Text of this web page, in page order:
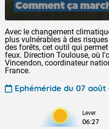
Avec le changement
plus vulnérables à des
des forêts, cet outil qui
feux. Direction Toulouse, où
Vincendon, coordinateur
France.
Ephéméride du 07 août
Lever
06:27